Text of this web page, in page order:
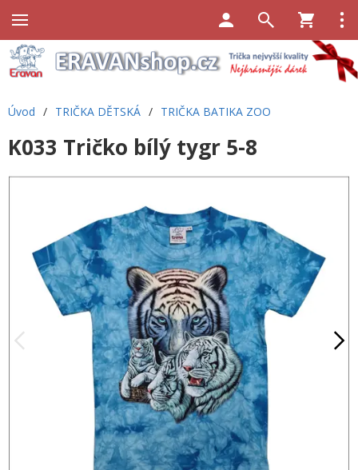
Úvod / TRIČKA DĚTSKÁ / TRIČKA BATIKA ZOO
K033 Tričko bílý tygr 5-8